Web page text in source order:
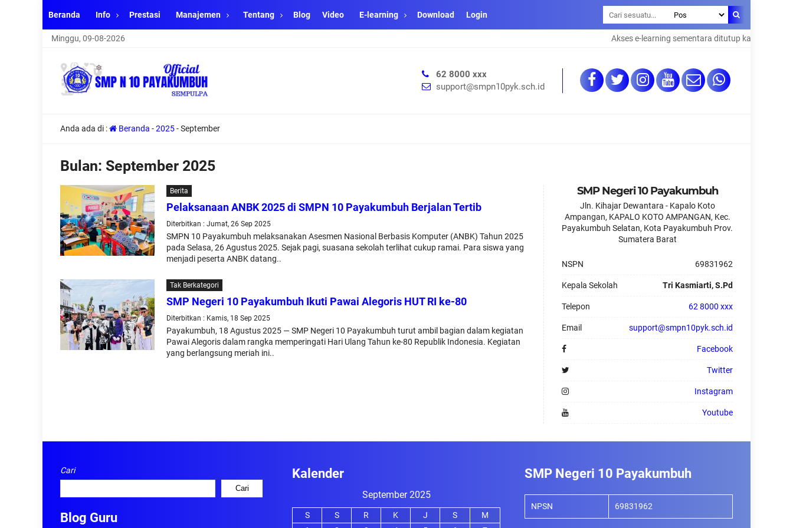
Beranda Info Prestasi Manajemen Tentang Blog Video E-learning Download Login
Minggu, 09-08-2026 Akses e-learning sementara ditutup karna
62 8000 xxx
support@smpn10pyk.sch.id
Anda ada di : Beranda -2025-September
Bulan: September 2025
Berita
Pelaksanaan ANBK 2025 di SMPN 10 Payakumbuh Berjalan Tertib
Diterbitkan : Jumat, 26 Sep 2025
SMPN 10 Payakumbuh melaksanakan Asesmen Nasional Berbasis Komputer (ANBK) Tahun 2025
pada Selasa, 26 Agustus 2025. Sejak pagi, suasana sekolah terlihat cukup ramai. Para siswa yang
menjadi peserta ANBK datang..
Tak Berkategori
SMP Negeri 10 Payakumbuh Ikuti Pawai Alegoris HUT RI ke-80
Diterbitkan : Kamis, 18 Sep 2025
Payakumbuh, 18 Agustus 2025 — SMP Negeri 10 Payakumbuh turut ambil bagian dalam kegiatan
Pawai Alegoris dalam rangka memperingati Hari Ulang Tahun ke-80 Republik Indonesia. Kegiatan
yang berlangsung meriah ini..
SMP Negeri 10 Payakumbuh
Jln. Kihajar Dewantara - Kapalo Koto
Ampangan, KAPALO KOTO AMPANGAN, Kec.
Payakumbuh Selatan, Kota Payakumbuh Prov.
Sumatera Barat
NSPN 69831962
Kepala Sekolah Tri Kasmiarti, S.Pd
Telepon 62 8000 xxx
Email support@smpn10pyk.sch.id
Facebook
Twitter
Instagram
Youtube
Cari
Cari
Blog Guru
Kalender
September 2025
S S R K J S
M
SMP Negeri 10 Payakumbuh
NPSN 69831962